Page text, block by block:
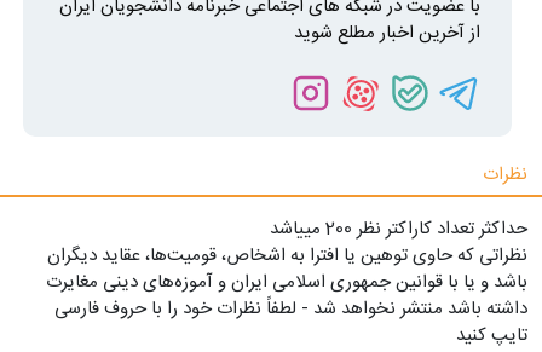
با عضویت در شبکه های اجتماعی خبرنامه دانشجویان ایران
از آخرین اخبار مطلع شوید
نظرات
حداکثر تعداد کاراکتر نظر 200 ميياشد
نظراتی که حاوی توهین یا افترا به اشخاص، قومیت‌ها، عقاید دیگران
باشد و یا با قوانین جمهوری اسلامی ایران و آموزه‌های دینی مغایرت
داشته باشد منتشر نخواهد شد - لطفاً نظرات خود را با حروف فارسی
تایپ کنید